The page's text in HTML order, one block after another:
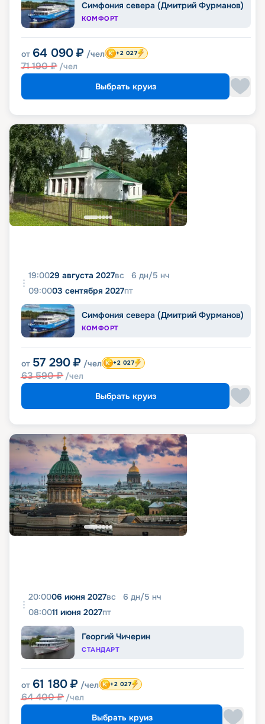
Симфония севера (Дмитрий Фурманов)
КОМФОРТ
от 64 090 ₽ /чел
71 190₽ /чел
+2 027
Выбрать круиз
19:0029 августа 2027вс 6 дн/5 нч
09:0003 сентября 2027пт
Симфония севера (Дмитрий Фурманов)
КОМФОРТ
от 57 290 ₽ /чел
63 590₽ /чел
+2 027
Выбрать круиз
20:0006 июня 2027вс 6 дн/5 нч
08:0011 июня 2027пт
Георгий Чичерин
СТАНДАРТ
от 61 180 ₽ /чел
64 400₽ /чел
+2 027
Выбрать круиз